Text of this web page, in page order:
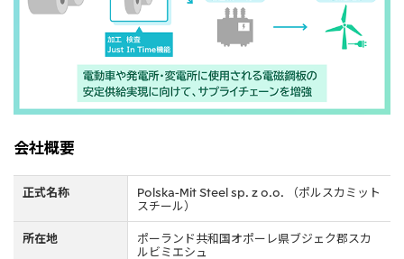
2027年3月期第1四半期決算
ドイツ三井物産有限会社
ベネルックス三井物産株式会社
イタリア三井物産株式会社
三井物産モスクワ有限会社
アジア
アジア・大洋州三井物産株式会社
会社概要
正式名称 Polska-Mit Steel sp. z o.o. （ポルスカミット
スチール）
所在地
ポーランド共和国オポーレ県ブジェク郡スカ
ルビミエシュ